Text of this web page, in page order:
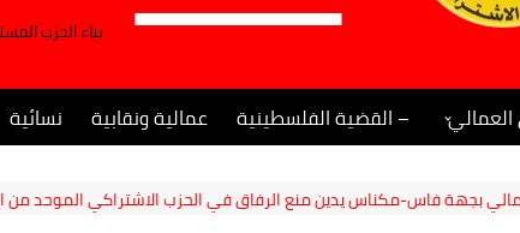
بناء الحزب
– القضية الفلسطينية عمالية ونقابية نسائية
بجهة فاس-مكناس يدين منع الرفاق في الحزب الاشتراكي الموحد من